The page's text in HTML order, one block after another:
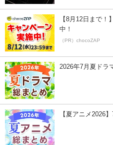
【8月12日まで
中！
（PR）chocoZAP
2026年7月夏ドラ
【夏アニメ2026